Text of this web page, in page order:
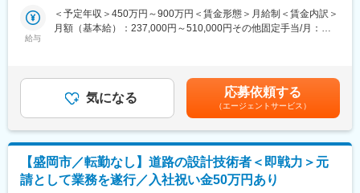
ップが叶う環境です
※技術スペシャリストとしてのキャリアも選択可能です。
ルタント・補償コンサルタント・GIS分野までインフラをトータル
に支える技術者集団です。UAV・3次元モデル・CIMへの対応な
ど、「新しい技術を現場で使い切る」ことを重視しています。
◎年間休日125日・月平均残業15時間。暮らしと仕事の両立を実
現
◎技術士・RCCM保有者が多数在籍と、切磋琢磨できる技術者集
場環境
■業務内容：
◇河道計画・河川改修計画の策定
◇堤防設計・護岸設計
給与
＜予定年収＞450万円～900万円＜賃金形態＞月給制＜賃金内訳＞
月額（基本給）：237,000円～510,000円その他固定手当/月：
その他固定手当：・住宅手当8,000円～20,000円・資格手当5,000
円～20,000円賃金はあくまでも目安の金額であり、選考を通じて
上下する可能性があります。月給(月額)は固定手当を含めた表記で
す。
気になる 応募依頼する
（エージェントサービス）
【盛岡市／転勤なし】道路の設計技術者＜即戦力＞元
請として業務を遂行／入社祝い金50万円あり